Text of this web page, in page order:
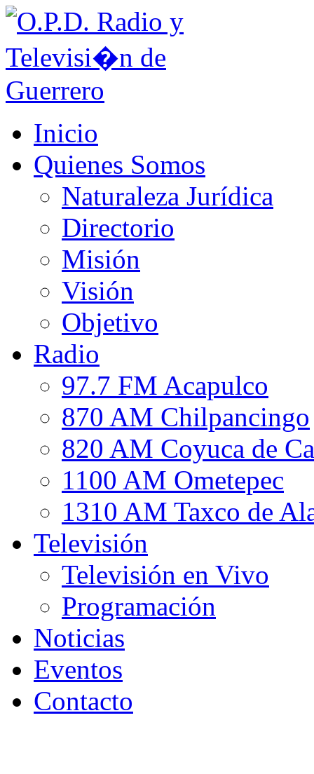
Inicio
Quienes Somos
Naturaleza Jurídica
Directorio
Misión
Visión
Objetivo
Radio
97.7 FM Acapulco
870 AM Chilpancingo
820 AM Coyuca de
1100 AM Ometepec
1310 AM Taxco de
Televisión
Televisión en Vivo
Programación
Noticias
Eventos
Contacto